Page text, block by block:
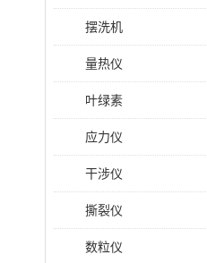
摆洗机
量热仪
叶绿素
应力仪
干涉仪
撕裂仪
数粒仪